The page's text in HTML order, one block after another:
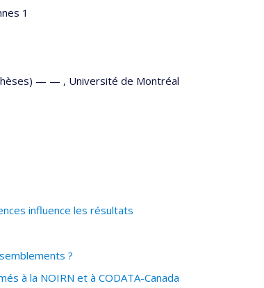
1
thèses) — — , Université de Montréal
influence les résultats
?
à la NOIRN et à CODATA-Canada